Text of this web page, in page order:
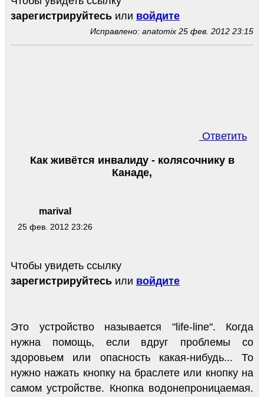
зарегистрируйтесь или войдите
Исправлено: anatomix 25 фев. 2012 23:15
Ответить
marival
25 фев. 2012 23:26
Как живётся инвалиду - колясочнику в
Канаде,
Чтобы увидеть ссылку
зарегистрируйтесь или войдите
Это устройство называется "life-line". Когда
нужна помощь, если вдруг проблемы со
здоровьем или опасность какая-нибудь... То
нужно нажать кнопку на браслете или кнопку на
самом устройстве. Кнопка водонепроницаемая.